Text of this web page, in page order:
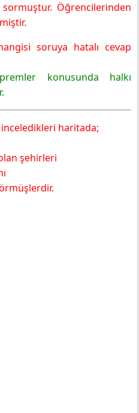
Öğrencilerinden
soruya hatalı cevap
konusunda halkı
haritada;
şehirleri